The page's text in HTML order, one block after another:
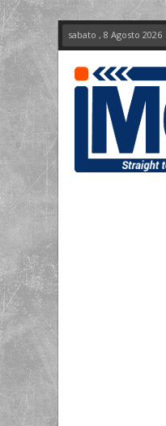
sabato , 8 Agosto 2026